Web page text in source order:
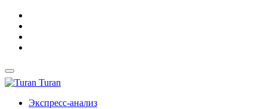
Turan
Экспресс-анализ